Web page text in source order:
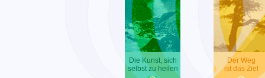
Die Kunst, sich
selbst zu heilen
Der Weg
ist das Ziel